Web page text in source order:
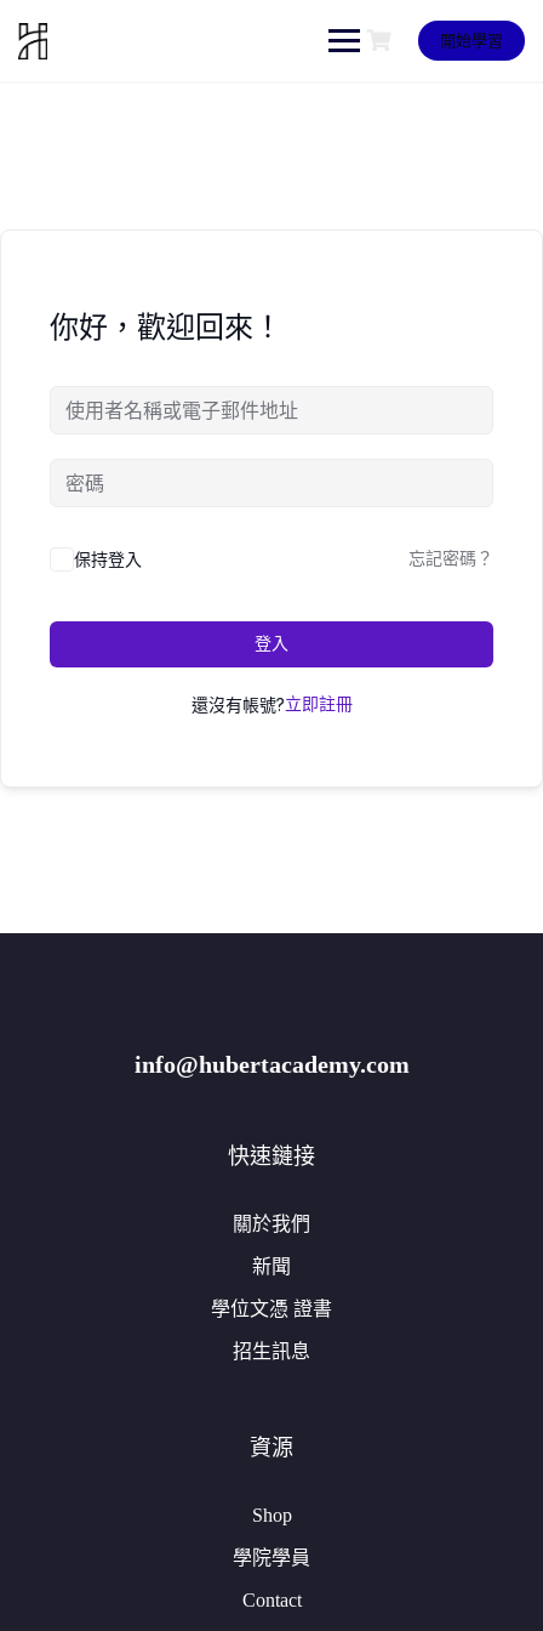
content
開始學習
你好，歡迎回來！
保持登入 忘記密碼？
登入
還沒有帳號?立即註冊
info@hubertacademy.com
快速鏈接
關於我們
新聞
學位文憑 證書
招生訊息
資源
Shop
學院學員
Contact